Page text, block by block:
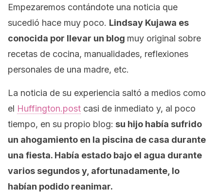
Empezaremos contándote una noticia que
sucedió hace muy poco. Lindsay Kujawa es
conocida por llevar un blog muy original sobre
recetas de cocina, manualidades, reflexiones
personales de una madre, etc.
La noticia de su experiencia saltó a medios como
el Huffington.post casi de inmediato y, al poco
tiempo, en su propio blog: su hijo había sufrido
un ahogamiento en la piscina de casa durante
una fiesta. Había estado bajo el agua durante
varios segundos y, afortunadamente, lo
habían podido reanimar.